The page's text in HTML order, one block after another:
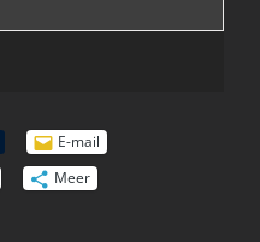
E-mail
Meer